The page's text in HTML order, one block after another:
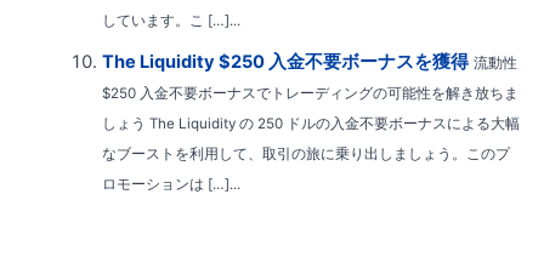
しています。こ […]...
The Liquidity $250 入金不要ボーナスを獲得 流動性
$250 入金不要ボーナスでトレーディングの可能性を解き放ちま
しょう The Liquidity の 250 ドルの入金不要ボーナスによる大幅
なブーストを利用して、取引の旅に乗り出しましょう。このプ
ロモーションは […]...